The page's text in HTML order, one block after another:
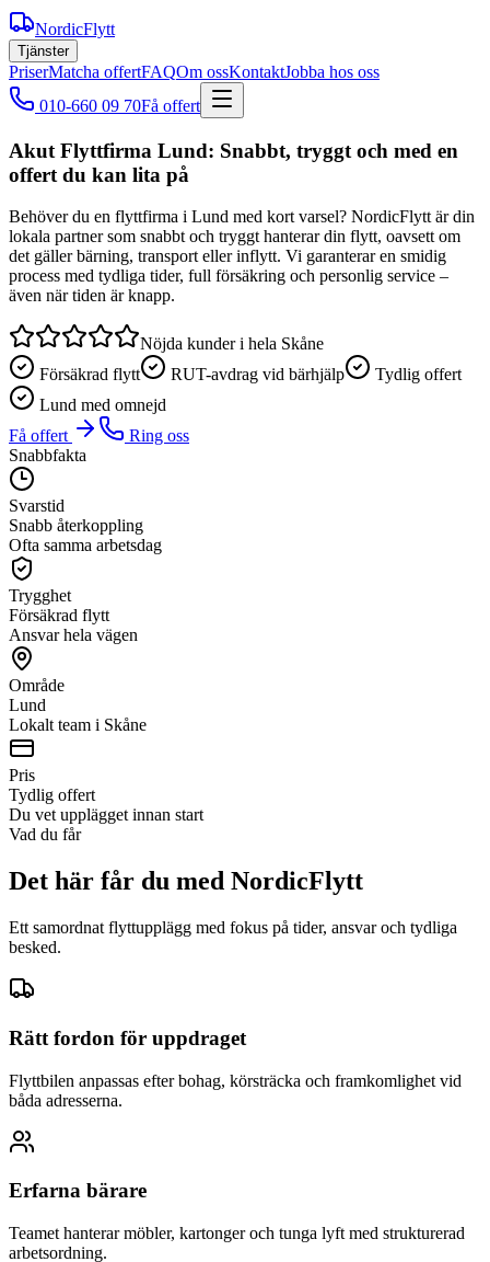
NordicFlytt
Tjänster
PriserMatcha offertFAQOm ossKontaktJobba hos oss
010-660 09 70Få offert
Akut Flyttfirma Lund: Snabbt, tryggt och med en
offert du kan lita på
Behöver du en flyttfirma i Lund med kort varsel? NordicFlytt är din
lokala partner som snabbt och tryggt hanterar din flytt, oavsett om
det gäller bärning, transport eller inflytt. Vi garanterar en smidig
process med tydliga tider, full försäkring och personlig service –
även när tiden är knapp.
Nöjda kunder i hela Skåne
Försäkrad flytt
RUT-avdrag vid bärhjälp
Tydlig offert
Lund med omnejd
Få offert
Ring oss
Snabbfakta
Svarstid
Snabb återkoppling
Ofta samma arbetsdag
Trygghet
Försäkrad flytt
Ansvar hela vägen
Område
Lund
Lokalt team i Skåne
Pris
Tydlig offert
Du vet upplägget innan start
Vad du får
Det här får du med NordicFlytt
Ett samordnat flyttupplägg med fokus på tider, ansvar och tydliga
besked.
Rätt fordon för uppdraget
Flyttbilen anpassas efter bohag, körsträcka och framkomlighet vid
båda adresserna.
Erfarna bärare
Teamet hanterar möbler, kartonger och tunga lyft med strukturerad
arbetsordning.